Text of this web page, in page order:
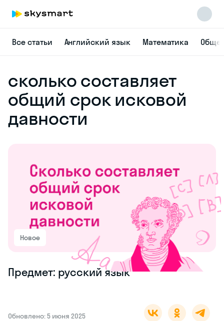
Все статьи Английский язык Математика
сколько составляет
общий срок исковой
давности
Новое
Предмет: русский язык
Обновлено: 5 июня 2025